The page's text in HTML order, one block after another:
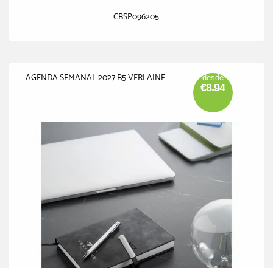
CBSP096205
AGENDA SEMANAL 2027 B5 VERLAINE desde
€8.94